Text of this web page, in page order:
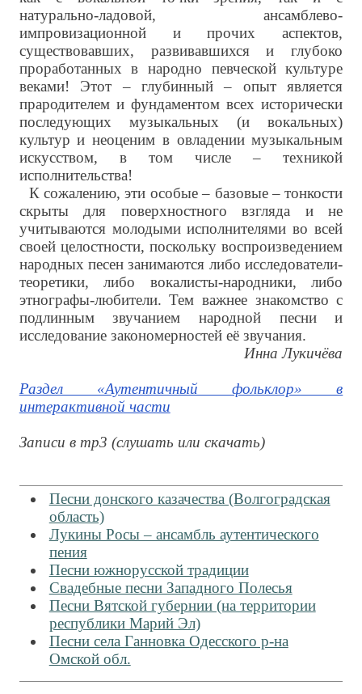
натурально-ладовой, ансамблево-
импровизационной и прочих аспектов,
существовавших, развивавшихся и глубоко
проработанных в народно певческой культуре
веками! Этот – глубинный – опыт является
прародителем и фундаментом всех исторически
последующих музыкальных (и вокальных)
культур и неоценим в овладении музыкальным
искусством, в том числе – техникой
исполнительства!
К сожалению, эти особые – базовые – тонкости
скрыты для поверхностного взгляда и не
учитываются молодыми исполнителями во всей
своей целостности, поскольку воспроизведением
народных песен занимаются либо исследователи-
теоретики, либо вокалисты-народники, либо
этнографы-любители. Тем важнее знакомство с
подлинным звучанием народной песни и
исследование закономерностей её звучания.
Инна Лукичёва
Раздел «Аутентичный фольклор» в
интерактивной части
Записи в mp3 (слушать или скачать)
Песни донского казачества (Волгоградская
область)
Лукины Росы – ансамбль аутентического
пения
Песни южнорусской традиции
Свадебные песни Западного Полесья
Песни Вятской губернии (на территории
республики Марий Эл)
Песни села Ганновка Одесского р-на
Омской обл.